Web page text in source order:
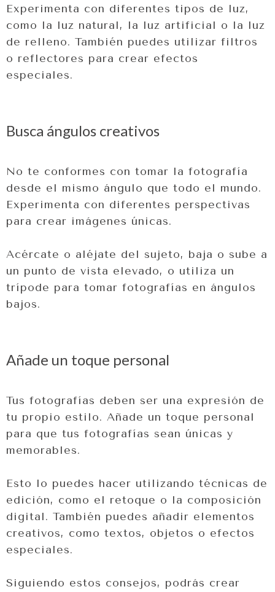
Experimenta con diferentes tipos de luz,
como la luz natural, la luz artificial o la luz
de relleno. También puedes utilizar filtros
o reflectores para crear efectos
especiales.
Busca ángulos creativos
No te conformes con tomar la fotografía
desde el mismo ángulo que todo el mundo.
Experimenta con diferentes perspectivas
para crear imágenes únicas.
Acércate o aléjate del sujeto, baja o sube a
un punto de vista elevado, o utiliza un
trípode para tomar fotografías en ángulos
bajos.
Añade un toque personal
Tus fotografías deben ser una expresión de
tu propio estilo. Añade un toque personal
para que tus fotografías sean únicas y
memorables.
Esto lo puedes hacer utilizando técnicas de
edición, como el retoque o la composición
digital. También puedes añadir elementos
creativos, como textos, objetos o efectos
especiales.
Siguiendo estos consejos, podrás crear